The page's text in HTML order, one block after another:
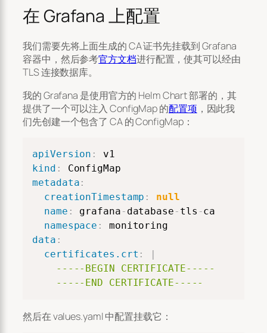
在 Grafana 上配置
我们需要先将上面生成的 CA 证书先挂载到 Grafana
容器中，然后参考官方文档进行配置，使其可以经由
TLS 连接数据库。
我的 Grafana 是使用官方的 Helm Chart 部署的，其
提供了一个可以注入 ConfigMap 的配置项 ，因此我
们先创建一个包含了 CA 的 ConfigMap：
apiVersion :
kind :
metadata :
creationTimestamp :
null
name : grafana - database - tls -ca
namespace :
data :
certificates.crt :
|
    -----BEGIN CERTIFICATE-----
    -----END CERTIFICATE-----
然后在 values.yaml 中配置挂载它：